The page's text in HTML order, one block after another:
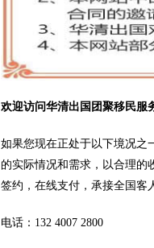
欢迎访问华清出国团聚移民服
如果您现在正处于以下境况之
的实际情况和需求，以合理的
签约，在线支付，承接全国客
电话：132 4007 2800